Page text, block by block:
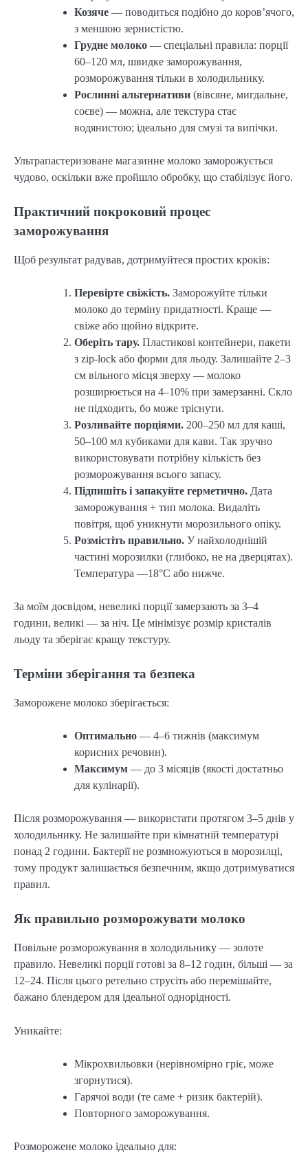
Козяче — поводиться подібно до коров’ячого,
з меншою зернистістю.
Грудне молоко — спеціальні правила: порції
60–120 мл, швидке заморожування,
розморожування тільки в холодильнику.
Рослинні альтернативи (вівсяне, мигдальне,
соєве) — можна, але текстура стає
водянистою; ідеально для смузі та випічки.
Ультрапастеризоване магазинне молоко заморожується
чудово, оскільки вже пройшло обробку, що стабілізує його.
Практичний покроковий процес
заморожування
Щоб результат радував, дотримуйтеся простих кроків:
Перевірте свіжість. Заморожуйте тільки
молоко до терміну придатності. Краще —
свіже або щойно відкрите.
Оберіть тару. Пластикові контейнери, пакети
з zip-lock або форми для льоду. Залишайте 2–3
см вільного місця зверху — молоко
розширюється на 4–10% при замерзанні. Скло
не підходить, бо може тріснути.
Розливайте порціями. 200–250 мл для каші,
50–100 мл кубиками для кави. Так зручно
використовувати потрібну кількість без
розморожування всього запасу.
Підпишіть і запакуйте герметично. Дата
заморожування + тип молока. Видаліть
повітря, щоб уникнути морозильного опіку.
Розмістіть правильно. У найхолоднішій
частині морозилки (глибоко, не на дверцятах).
Температура —18°C або нижче.
За моїм досвідом, невеликі порції замерзають за 3–4
години, великі — за ніч. Це мінімізує розмір кристалів
льоду та зберігає кращу текстуру.
Терміни зберігання та безпека
Заморожене молоко зберігається:
Оптимально — 4–6 тижнів (максимум
корисних речовин).
Максимум — до 3 місяців (якості достатньо
для кулінарії).
Після розморожування — використати протягом 3–5 днів у
холодильнику. Не залишайте при кімнатній температурі
понад 2 години. Бактерії не розмножуються в морозилці,
тому продукт залишається безпечним, якщо дотримуватися
правил.
Як правильно розморожувати молоко
Повільне розморожування в холодильнику — золоте
правило. Невеликі порції готові за 8–12 годин, більші — за
12–24. Після цього ретельно струсіть або перемішайте,
бажано блендером для ідеальної однорідності.
Уникайте:
Мікрохвильовки (нерівномірно гріє, може
згорнутися).
Гарячої води (те саме + ризик бактерій).
Повторного заморожування.
Розморожене молоко ідеально для: